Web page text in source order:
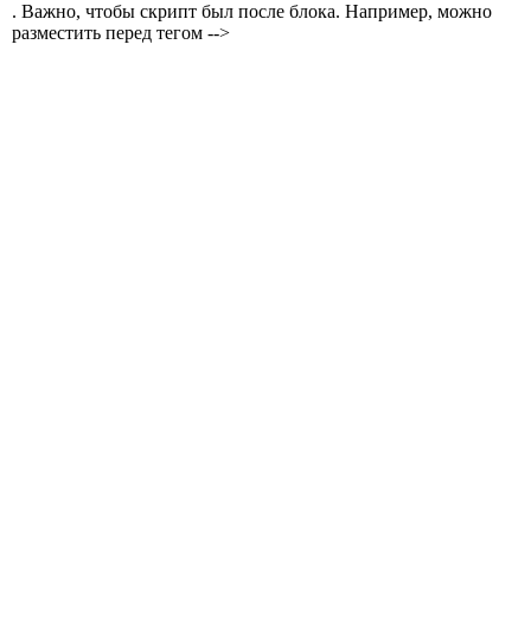
. Важно, чтобы скрипт был после блока. Например, можно
разместить перед тегом -->